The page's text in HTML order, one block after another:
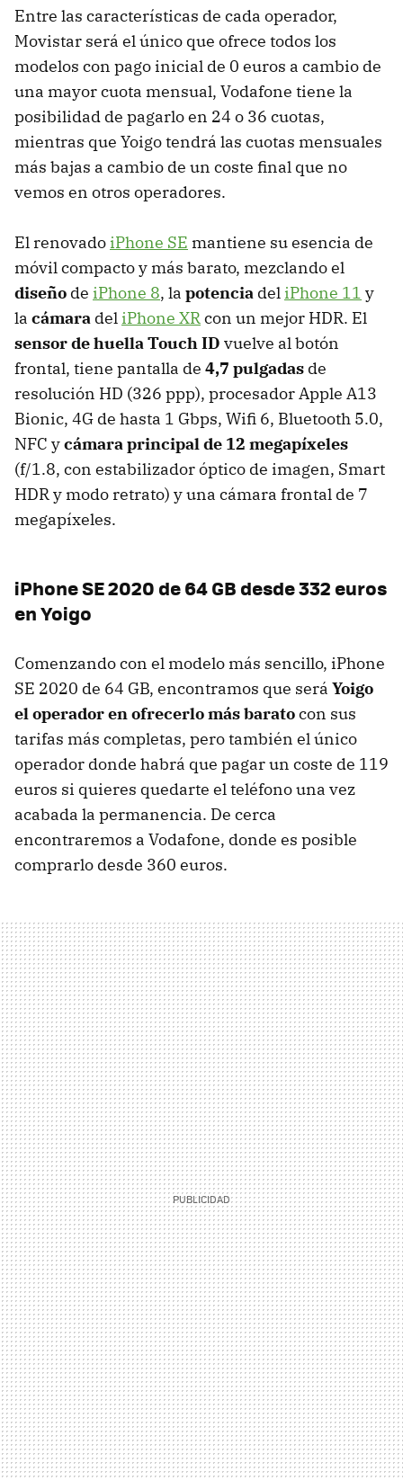
Entre las características de cada operador,
Movistar será el único que ofrece todos los
modelos con pago inicial de 0 euros a cambio de
una mayor cuota mensual, Vodafone tiene la
posibilidad de pagarlo en 24 o 36 cuotas,
mientras que Yoigo tendrá las cuotas mensuales
más bajas a cambio de un coste final que no
vemos en otros operadores.
El renovado iPhone SE mantiene su esencia de
móvil compacto y más barato, mezclando el
diseño de iPhone 8, la potencia del iPhone 11 y
la cámara del iPhone XRcon un mejor HDR. El
sensor de huella Touch ID vuelve al botón
frontal, tiene pantalla de 4,7 pulgadas de
resolución HD (326 ppp), procesador Apple A13
Bionic, 4G de hasta 1 Gbps, Wifi 6, Bluetooth 5.0,
NFC ycámara principal de 12 megapíxeles
(f/1.8, con estabilizador óptico de imagen, Smart
HDR y modo retrato) y una cámara frontal de 7
megapíxeles.
iPhone SE 2020 de 64 GB desde 332 euros
en Yoigo
Comenzando con el modelo más sencillo, iPhone
SE 2020 de 64 GB, encontramos que será Yoigo
el operador en ofrecerlo más baratocon sus
tarifas más completas, pero también el único
operador donde habrá que pagar un coste de 119
euros si quieres quedarte el teléfono una vez
acabada la permanencia. De cerca
encontraremos a Vodafone, donde es posible
comprarlo desde 360 euros.